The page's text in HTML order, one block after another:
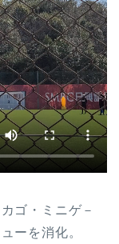
ゴ・ミニゲ－
ーを消化。